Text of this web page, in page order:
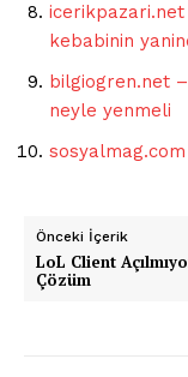
kebabinin
bilgiogren.net
neyle yenmeli
Önceki İçerik
LoL Client
Çözüm